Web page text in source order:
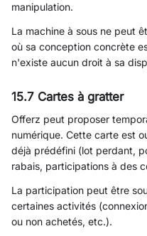
manipulation.
La machine à sous ne peut
où sa conception concrète
n'existe aucun droit à sa
15.7 Cartes à gratter
Offerz peut proposer
numérique. Cette carte est
déjà prédéfini (lot perdant,
rabais, participations à des
La participation peut être
certaines activités
ou non achetés, etc.).